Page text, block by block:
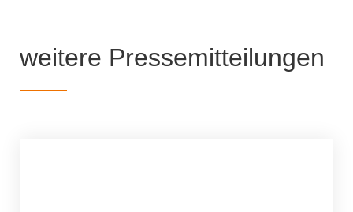
weitere Pressemitteilungen